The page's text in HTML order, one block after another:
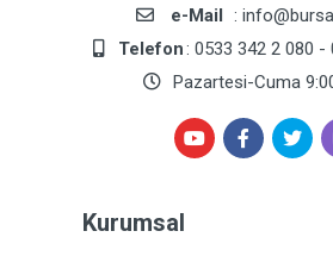
e-Mail :
Telefon: 0533 342 2 080 -
Pazartesi-Cuma
Kurumsal